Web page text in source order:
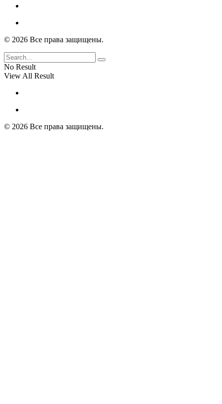
© 2026 Все права защищены.
No Result
View All Result
© 2026 Все права защищены.